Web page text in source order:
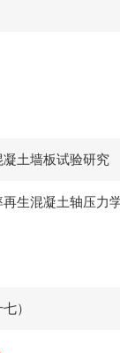
土墙板试验研究
）